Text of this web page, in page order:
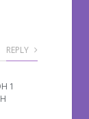
REPLY
1